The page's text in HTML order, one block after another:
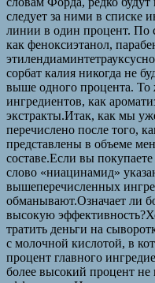
следует за ними в списке
линии в один процент. По
как феноксиэтанол,
сорбат калия никогда не
выше одного процента. То
ингредиентов, как
экстракты.Итак, как мы
перечислено после того,
представлены в объеме
составе.Если вы
слово «ниацинамид»
вышеперечисленных
обманывают.Означает ли
высокую
тратить деньги на
с молочной кислотой, в
процент главного
более высокий процент не